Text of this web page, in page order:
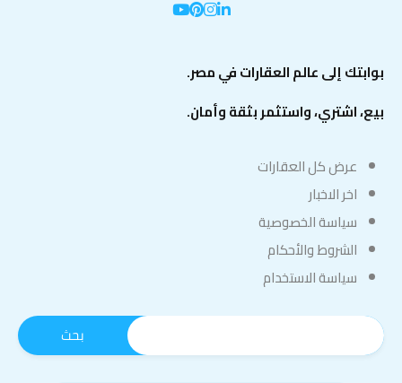
بوابتك إلى عالم العقارات في مصر.
بيع، اشتري، واستثمر بثقة وأمان.
عرض كل العقارات
اخر الاخبار
سياسة الخصوصية
الشروط والأحكام
سياسة الاستخدام